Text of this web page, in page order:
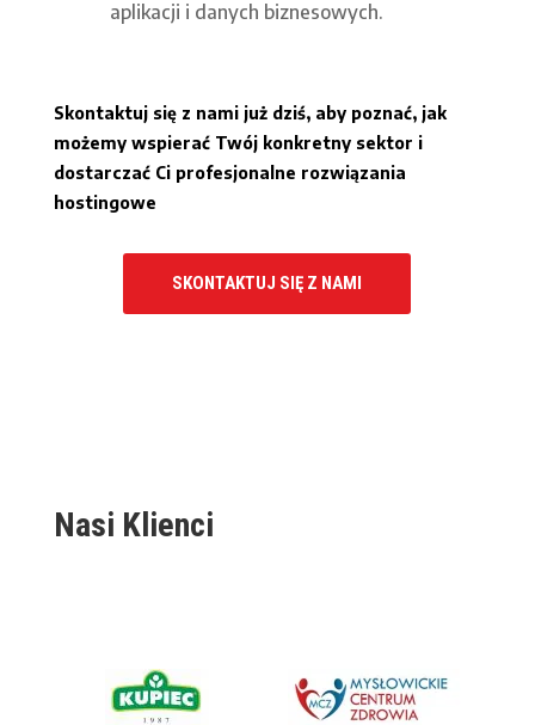
aplikacji i danych biznesowych.
Skontaktuj się z nami już dziś, aby poznać, jak
możemy wspierać Twój konkretny sektor i
dostarczać Ci profesjonalne rozwiązania
hostingowe
SKONTAKTUJ SIĘ Z NAMI
Nasi Klienci